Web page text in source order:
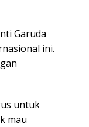
Garuda
ini.
untuk
mau